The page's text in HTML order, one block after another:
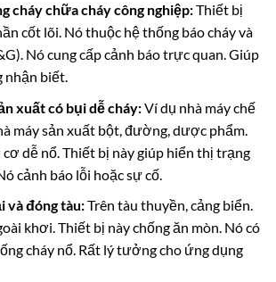
cháy chữa cháy công nghiệp:Thiết bị
cốt lõi. Nó thuộc hệ thống báo cháy và
Nó cung cấp cảnh báo trực quan. Giúp
nhận biết.
xuất có bụi dễ cháy:Ví dụ nhà máy chế
máy sản xuất bột, đường, dược phẩm.
dễ nổ. Thiết bị này giúp hiển thị trạng
cảnh báo lỗi hoặc sự cố.
và đóng tàu:Trên tàu thuyền, cảng biển.
khơi. Thiết bị này chống ăn mòn. Nó có
cháy nổ. Rất lý tưởng cho ứng dụng